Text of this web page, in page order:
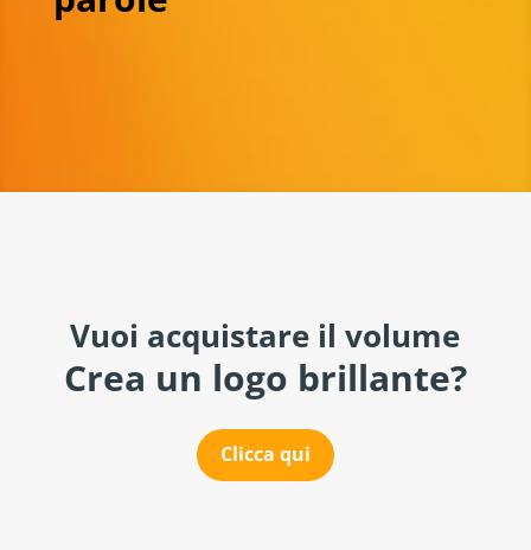
Vuoi acquistare il volume
Crea un logo brillante?
Clicca qui